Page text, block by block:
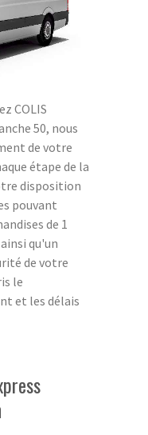
COLIS
50, nous
de votre
étape de la
disposition
pouvant
de 1
qu'un
de votre
le
et les délais